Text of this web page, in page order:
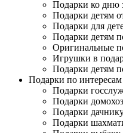
Подарки ко дню
Подарки детям
Подарки для
Подарки детям
Оригинальные
Игрушки в
Подарки детям
Подарки по интересам
Подарки
Подарки
Подарки
Подарки